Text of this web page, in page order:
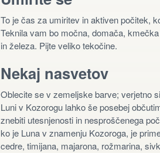
To je čas za umiritev in aktiven počitek,
Teknila vam bo močna, domača,
in železa. Pijte veliko tekočine.
Nekaj nasvetov
Oblecite se v zemeljske barve; verjetno
Luni v Kozorogu lahko še posebej
znebiti utesnjenosti in nesproščenega
ko je Luna v znamenju Kozoroga, je
cedre, timijana, majarona, rožmarina,